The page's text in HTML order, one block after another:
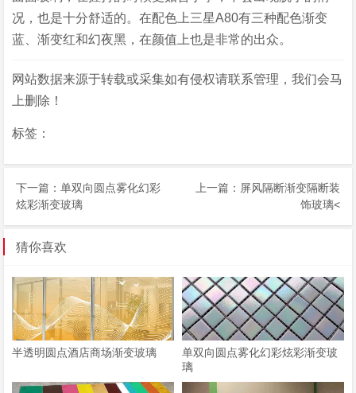
况，也是十分舒适的。在配色上三星A80有三种配色渐变
蓝、渐变红和幻夜黑，在颜值上也是非常的出众。
网站数据来源于转载或采集如有侵权请联系管理，我们会马
上删除！
标签：
下一篇： 单双向圆点雾化幻彩
炫彩渐变玻璃
上一篇： 屏风隔断渐变隔断装
饰玻璃<
猜你喜欢
半透明圆点酒店商场渐变玻璃
单双向圆点雾化幻彩炫彩渐变玻
璃